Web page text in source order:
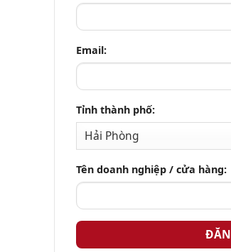
Email:
Tỉnh thành phố:
Tên doanh nghiệp / cửa hàng: